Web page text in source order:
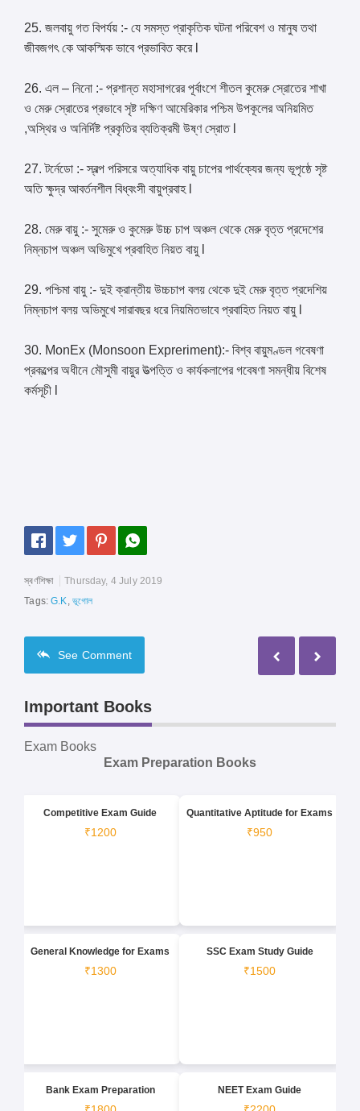
25. জলবায়ু গত বিপর্যয় :- যে সমস্ত প্রাকৃতিক ঘটনা পরিবেশ ও মানুষ তথা
জীবজগৎ কে আকস্মিক ভাবে প্রভাবিত করে l
26. এল – নিনো :- প্রশান্ত মহাসাগরের পূর্বাংশে শীতল কুমেরু স্রোতের শাখা
ও মেরু স্রোতের প্রভাবে সৃষ্ট দক্ষিণ আমেরিকার পশ্চিম উপকূলের অনিয়মিত
,অস্থির ও অনির্দিষ্ট প্রকৃতির ব্যতিক্রমী উষ্ণ স্রোত l
27. টর্নেডো :- স্বল্প পরিসরে অত্যাধিক বায়ু চাপের পার্থক্যের জন্য ভূপৃষ্ঠে সৃষ্ট
অতি ক্ষুদ্র আবর্তনশীল বিধ্বংসী বায়ুপ্রবাহ l
28. মেরু বায়ু :- সুমেরু ও কুমেরু উচ্চ চাপ অঞ্চল থেকে মেরু বৃত্ত প্রদেশের
নিম্নচাপ অঞ্চল অভিমুখে প্রবাহিত নিয়ত বায়ু l
29. পশ্চিমা বায়ু :- দুই ক্রান্তীয় উচ্চচাপ বলয় থেকে দুই মেরু বৃত্ত প্রদেশিয়
নিম্নচাপ বলয় অভিমুখে সারাবছর ধরে নিয়মিতভাবে প্রবাহিত নিয়ত বায়ু l
30. MonEx (Monsoon Expreriment):- বিশ্ব বায়ুমণ্ডল গবেষণা
প্রকল্পের অধীনে মৌসুমী বায়ুর উত্পত্তি ও কার্যকলাপের গবেষণা সমন্ধীয় বিশেষ
কর্মসূচী l
স্বর্ণশিক্ষা
Thursday, 4 July 2019
Tags:G.K, ভূগোল
See Comment
Important Books
Exam Books
Exam Preparation Books
Competitive Exam Guide
₹1200
Quantitative Aptitude for Exams
₹950
General Knowledge for Exams
₹1300
SSC Exam Study Guide
₹1500
Bank Exam Preparation NEET Exam Guide